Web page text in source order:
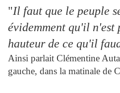
"Il faut que le peuple
évidemment qu'il n'est
hauteur de ce qu'il
Ainsi parlait Clémentine
gauche, dans la matinale de